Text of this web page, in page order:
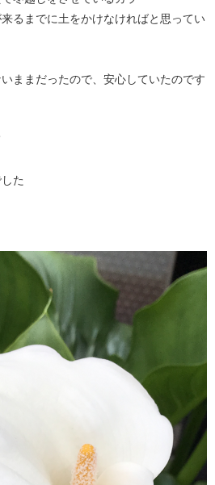
に土をかけなければと思ってい
ったので、安心していたのです
た